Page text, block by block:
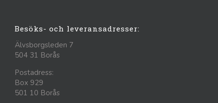
Besöks- och leveransadresser:
Älvsborgsleden 7
504 31 Borås
Postadress:
Box 929
501 10 Borås